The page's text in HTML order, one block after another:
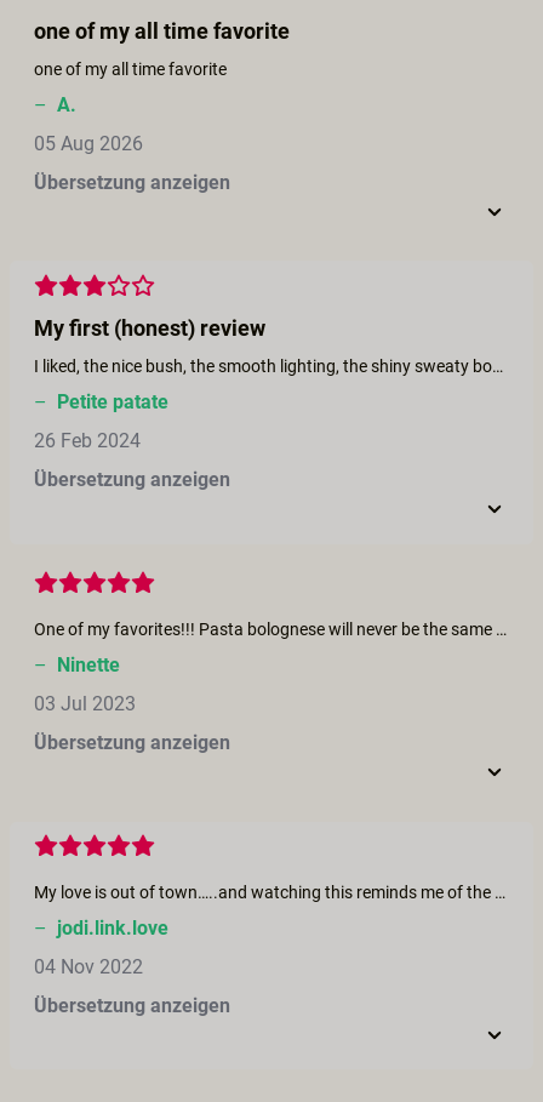
one of my all time favorite
one of my all time favorite
– A.
05 Aug 2026
Übersetzung anzeigen
My first (honest) review
I liked, the nice bush, the smooth lighting, the shiny sweaty bodies.
– Petite patate
26 Feb 2024
Übersetzung anzeigen
One of my favorites!!! Pasta bolognese will never be the same after watching this film
– Ninette
03 Jul 2023
Übersetzung anzeigen
My love is out of town…..and watching this reminds me of the fun we have together in unusual places. This makes me miss him more and helped satiate my sexual appetite.
– jodi.link.love
04 Nov 2022
Übersetzung anzeigen